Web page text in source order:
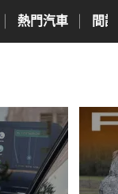
熱門汽車 間